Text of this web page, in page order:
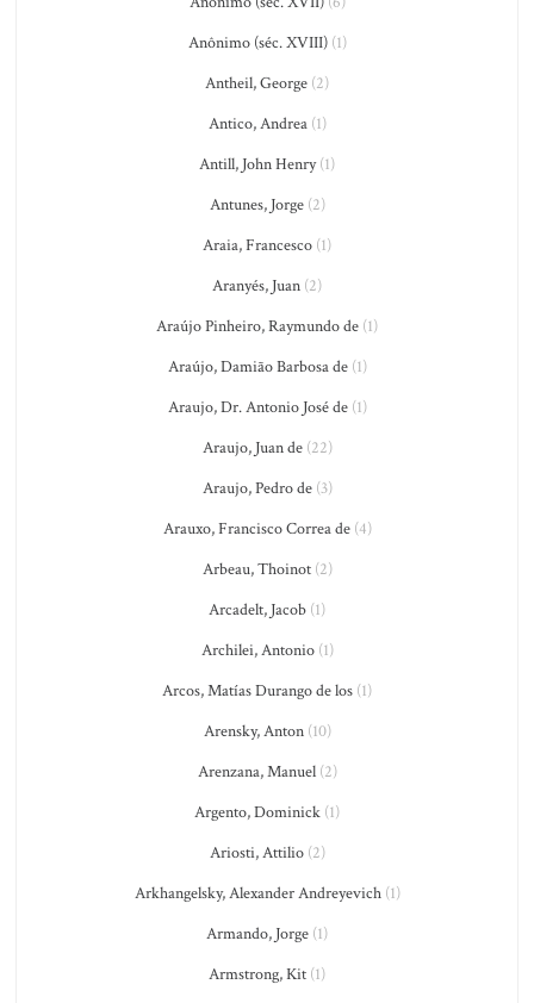
Anônimo (séc. XVIII)(1)
Antheil, George (2)
Antico, Andrea(1)
Antill, John Henry(1)
Antunes, Jorge(2)
Araia, Francesco (1)
Aranyés, Juan (2)
Araújo Pinheiro, Raymundo de (1)
Araújo, Damião Barbosa de(1)
Araujo, Dr. Antonio José de(1)
Araujo, Juan de(22)
Araujo, Pedro de(3)
Arauxo, Francisco Correa de(4)
Arbeau, Thoinot(2)
Arcadelt, Jacob (1)
Archilei, Antonio(1)
Arcos, Matías Durango de los (1)
Arensky, Anton(10)
Arenzana, Manuel(2)
Argento, Dominick (1)
Ariosti, Attilio(2)
Arkhangelsky, Alexander Andreyevich(1)
Armando, Jorge (1)
Armstrong, Kit (1)